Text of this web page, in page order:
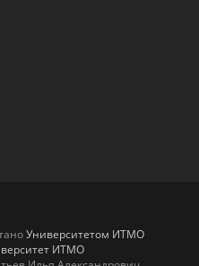
Университетом ИТМО
ИТМО